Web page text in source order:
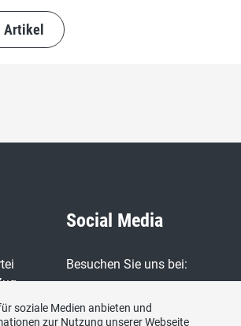
Artikel
Social Media
Besuchen Sie uns bei:
soziale Medien anbieten und
zur Nutzung unserer Webseite